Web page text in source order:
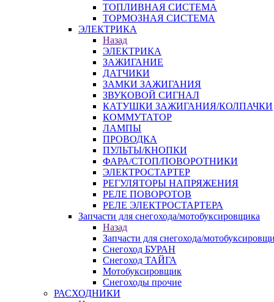
ТОПЛИВНАЯ СИСТЕМА
ТОРМОЗНАЯ СИСТЕМА
ЭЛЕКТРИКА
Назад
ЭЛЕКТРИКА
ЗАЖИГАНИЕ
ДАТЧИКИ
ЗАМКИ ЗАЖИГАНИЯ
ЗВУКОВОЙ СИГНАЛ
КАТУШКИ ЗАЖИГАНИЯ/КОЛПАЧКИ
КОММУТАТОР
ЛАМПЫ
ПРОВОДКА
ПУЛЬТЫ/КНОПКИ
ФАРА/СТОП/ПОВОРОТНИКИ
ЭЛЕКТРОСТАРТЕР
РЕГУЛЯТОРЫ НАПРЯЖЕНИЯ
РЕЛЕ ПОВОРОТОВ
РЕЛЕ ЭЛЕКТРОСТАРТЕРА
Запчасти для снегохода/мотобуксировщика
Назад
Запчасти для снегохода/
Снегоход БУРАН
Снегоход ТАЙГА
Мотобуксировщик
Снегоходы прочие
РАСХОДНИКИ